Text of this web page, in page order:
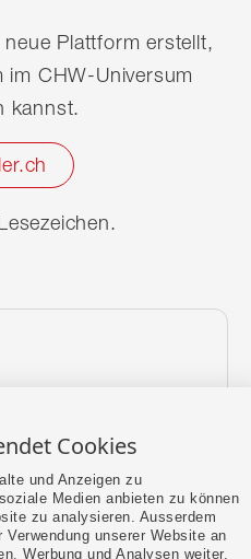
Cookies
und Anzeigen zu
Medien anbieten zu können
zu analysieren. Ausserdem
unserer Website an
Werbung und Analysen weiter.
Plattform erstellt,
CHW-Universum
kannst.